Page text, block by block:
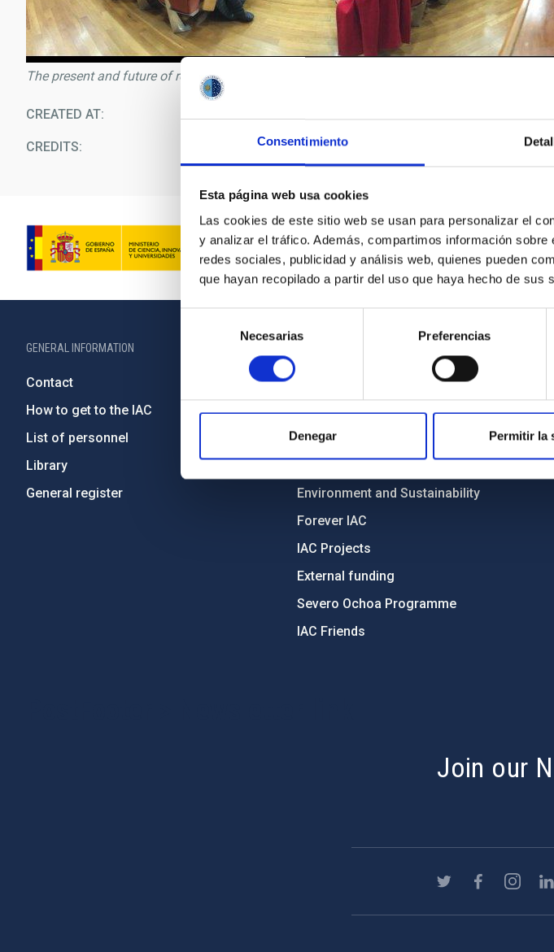
Consentimiento
Esta página web usa cookies
Las cookies de este sitio web se usan para personalizar el
y analizar el tráfico. Además, compartimos información
redes sociales, publicidad y análisis web, quienes pueden
que hayan recopilado a partir del uso que haya hecho de sus
consentimiento
Necesarias Preferencias
Denegar Permitir la
The present and future of research with the GTC
CREATED AT
CREDITS
GENERAL INFORMATION
Contact
How to get to the IAC
List of personnel
Library
General register
Transparency
Code of ethics and anti-fraud policy
Gender equality and diversity
Environment and Sustainability
Forever IAC
IAC Projects
External funding
Severo Ochoa Programme
IAC Friends
Join our